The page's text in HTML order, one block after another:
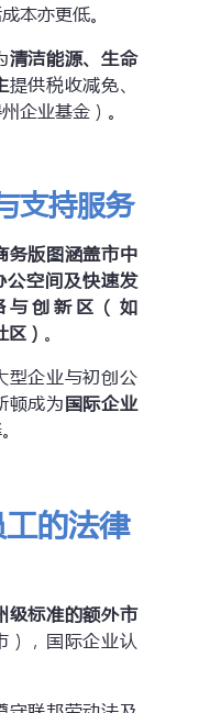
本亦更低。
清洁能源、生命
提供税收减免、
企业基金）。
支持服务
务版图涵盖市中
空间及快速发
与创新区（如
） 。
型企业与初创公
顿成为国际企业
的法律
级标准的额外市
），国际企业认